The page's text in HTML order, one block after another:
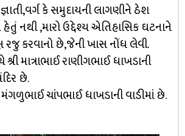
કે સમુદાયની લાગણીને ઠેશ
હેતું નથી ,મારો ઉદ્દેશ્ય એતિહાસિક ઘટનાને
કરવાનો છે,જેની ખાસ નોંધ લેવી.
શ્રી માત્રાભાઈ રાણીગભાઈ ધાખડાની
છે.
ચાંપભાઈ ધાખડાની વાડીમાં છે.